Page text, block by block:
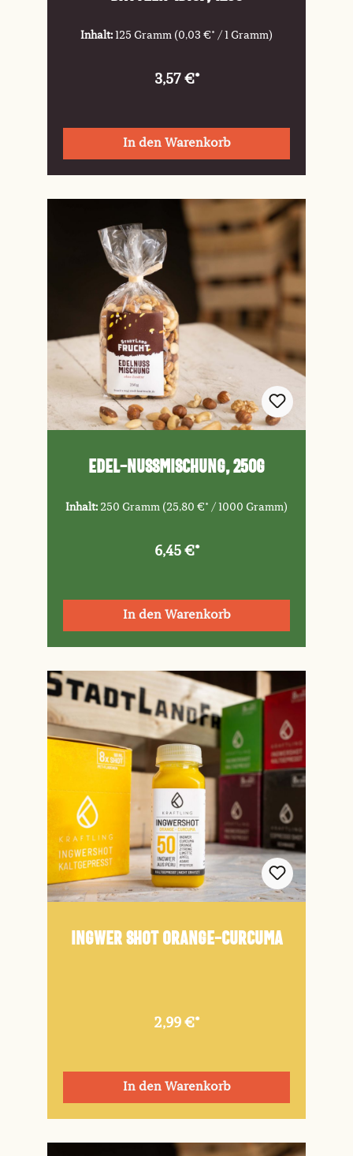
Inhalt: 125 Gramm (0,03 €* / 1 Gramm)
3,57 €*
In den Warenkorb
Edel-Nussmischung, 250g
Inhalt: 250 Gramm (25,80 €* / 1000 Gramm)
6,45 €*
In den Warenkorb
Ingwer Shot Orange-Curcuma
2,99 €*
In den Warenkorb